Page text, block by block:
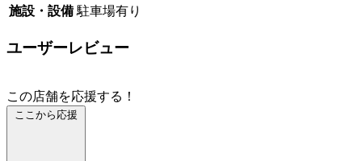
施設・設備 駐車場有り
ユーザーレビュー
この店舗を応援する！
ここから応援